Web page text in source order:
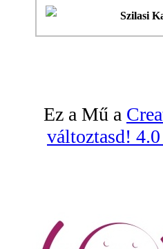
Szilasi
Ez a Mű a
változtasd!